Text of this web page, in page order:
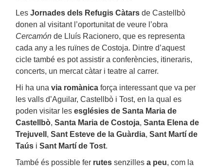
Les Jornades dels Refugis Càtars de Castellbò
donen al visitant l’oportunitat de veure l’obra
Cercamón de Lluís Racionero, que es representa
cada any a les ruïnes de Costoja. Dintre d’aquest
cicle també es pot assistir a conferències, itineraris,
concerts, un mercat càtar i teatre al carrer.
Hi ha una via romànica força interessant que va per
les valls d’Aguilar, Castellbò i Tost, en la qual es
poden visitar les esglésies de Santa Maria de
Castellbò, Santa Maria de Costoja, Santa Elena de
Trejuvell , Sant Esteve de la Guàrdia, Sant Martí de
Taús i Sant Martí de Tost.
També és possible fer rutes senzilles a peu, com la